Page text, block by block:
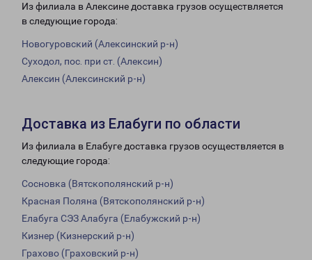
Из филиала в Алексине доставка грузов осуществляется
в следующие города:
Новогуровский (Алексинский р-н)
Суходол, пос. при ст. (Алексин)
Алексин (Алексинский р-н)
Доставка из Елабуги по области
Из филиала в Елабуге доставка грузов осуществляется в
следующие города:
Сосновка (Вятскополянский р-н)
Красная Поляна (Вятскополянский р-н)
Елабуга СЭЗ Алабуга (Елабужский р-н)
Кизнер (Кизнерский р-н)
Грахово (Граховский р-н)